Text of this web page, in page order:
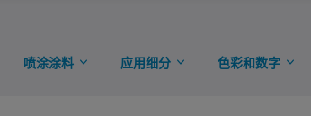
喷涂涂料 应用细分 色彩和数字